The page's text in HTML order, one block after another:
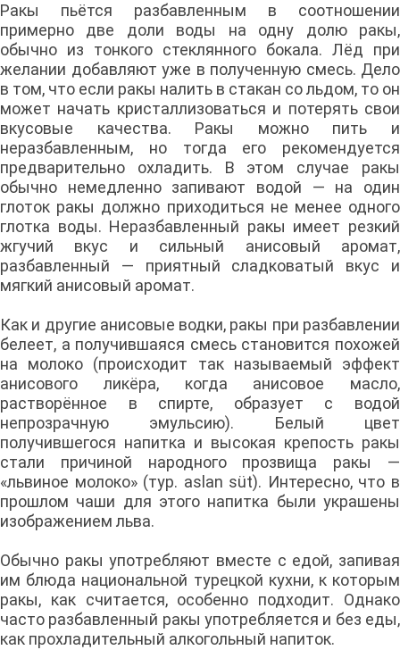
Ракы пьётся разбавленным в соотношении
примерно две доли воды на одну долю ракы,
обычно из тонкого стеклянного бокала. Лёд при
желании добавляют уже в полученную смесь. Дело
в том, что если ракы налить в стакан со льдом, то он
может начать кристаллизоваться и потерять свои
вкусовые качества. Ракы можно пить и
неразбавленным, но тогда его рекомендуется
предварительно охладить. В этом случае ракы
обычно немедленно запивают водой — на один
глоток ракы должно приходиться не менее одного
глотка воды. Неразбавленный ракы имеет резкий
жгучий вкус и сильный анисовый аромат,
разбавленный — приятный сладковатый вкус и
мягкий анисовый аромат.
Как и другие анисовые водки, ракы при разбавлении
белеет, а получившаяся смесь становится похожей
на молоко (происходит так называемый эффект
анисового ликёра, когда анисовое масло,
растворённое в спирте, образует с водой
непрозрачную эмульсию). Белый цвет
получившегося напитка и высокая крепость ракы
стали причиной народного прозвища ракы —
«львиное молоко» (тур. aslan süt). Интересно, что в
прошлом чаши для этого напитка были украшены
изображением льва.
Обычно ракы употребляют вместе с едой, запивая
им блюда национальной турецкой кухни, к которым
ракы, как считается, особенно подходит. Однако
часто разбавленный ракы употребляется и без еды,
как прохладительный алкогольный напиток.